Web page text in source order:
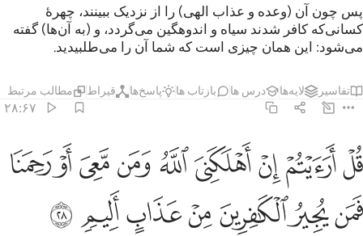
پس چون آن (وعده و عذاب الهی) را از نزدیک ببینند، چهرۀ
کسانی‌که کافر شدند سیاه و اندوهگین می‌گردد، و (به آن‌ها) گفته
می‌شود: این همان چیزی است که شما آن را می‌طلبیدید.
تفاسیر لایه‌ها درس ها بازتاب ها پاسخ‌ها قیراط مطالب مرتبط
۲۸:۶۷
قل ارايتم ان اهلكني الله ومن معي او رحمنا فمن يجير الكافرين من
قُلْ أَرَءَيْتُمْ إِنْ أَهْلَكَنِىَ ٱللَّهُ وَمَن مَّعِىَ أَوْ رَحِمَنَا فَمَن يُجِيرُ ٱلْكَـٰفِرِينَ
ﱏﱐﱑﱒﱓﱔﱕﱖﱗ
ﱘﱙﱚﱛﱜﱝ ﱞ